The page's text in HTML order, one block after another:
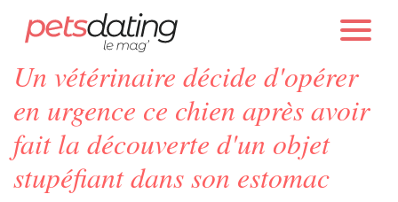
Chien
Chat
PETS DATING ACTUALITÉS SAUVETAGES
Un vétérinaire décide d'opérer
en urgence ce chien après avoir
fait la découverte d'un objet
stupéfiant dans son estomac